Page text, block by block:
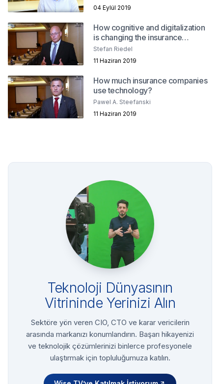
04 Eylül 2019
How cognitive and digitalization
is changing the insurance
industry?
Stefan Riedel
11 Haziran 2019
How much insurance companies
use technology?
Pawel A. Steefanski
11 Haziran 2019
Teknoloji Dünyasının
Vitrininde Yerinizi Alın
Sektöre yön veren CIO, CTO ve karar vericilerin
arasında markanızı konumlandırın. Başarı hikayenizi
ve teknolojik çözümlerinizi binlerce profesyonele
ulaştırmak için topluluğumuza katılın.